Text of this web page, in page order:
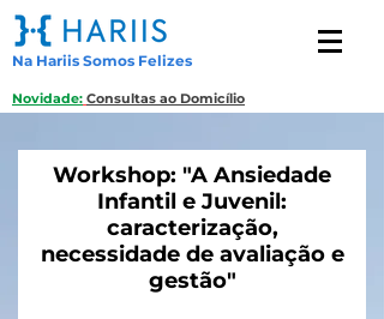
Na Hariis Somos Felizes
Novidade: Consultas ao Domicílio
Workshop: "A Ansiedade
Infantil e Juvenil:
caracterização,
necessidade de avaliação e
gestão"